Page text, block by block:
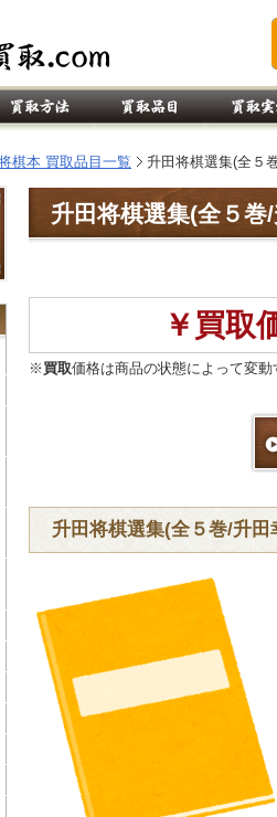
棋本 買取品目一覧 升田将棋選集(全５
升田将棋選集(全５巻
￥買取
※ 買取価格は商品の状態によって変動
升田将棋選集(全５巻/升